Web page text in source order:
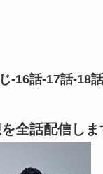
-16話-17話-18
全話配信しま